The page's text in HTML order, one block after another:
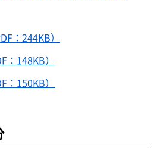
：244KB）
148KB）
150KB）